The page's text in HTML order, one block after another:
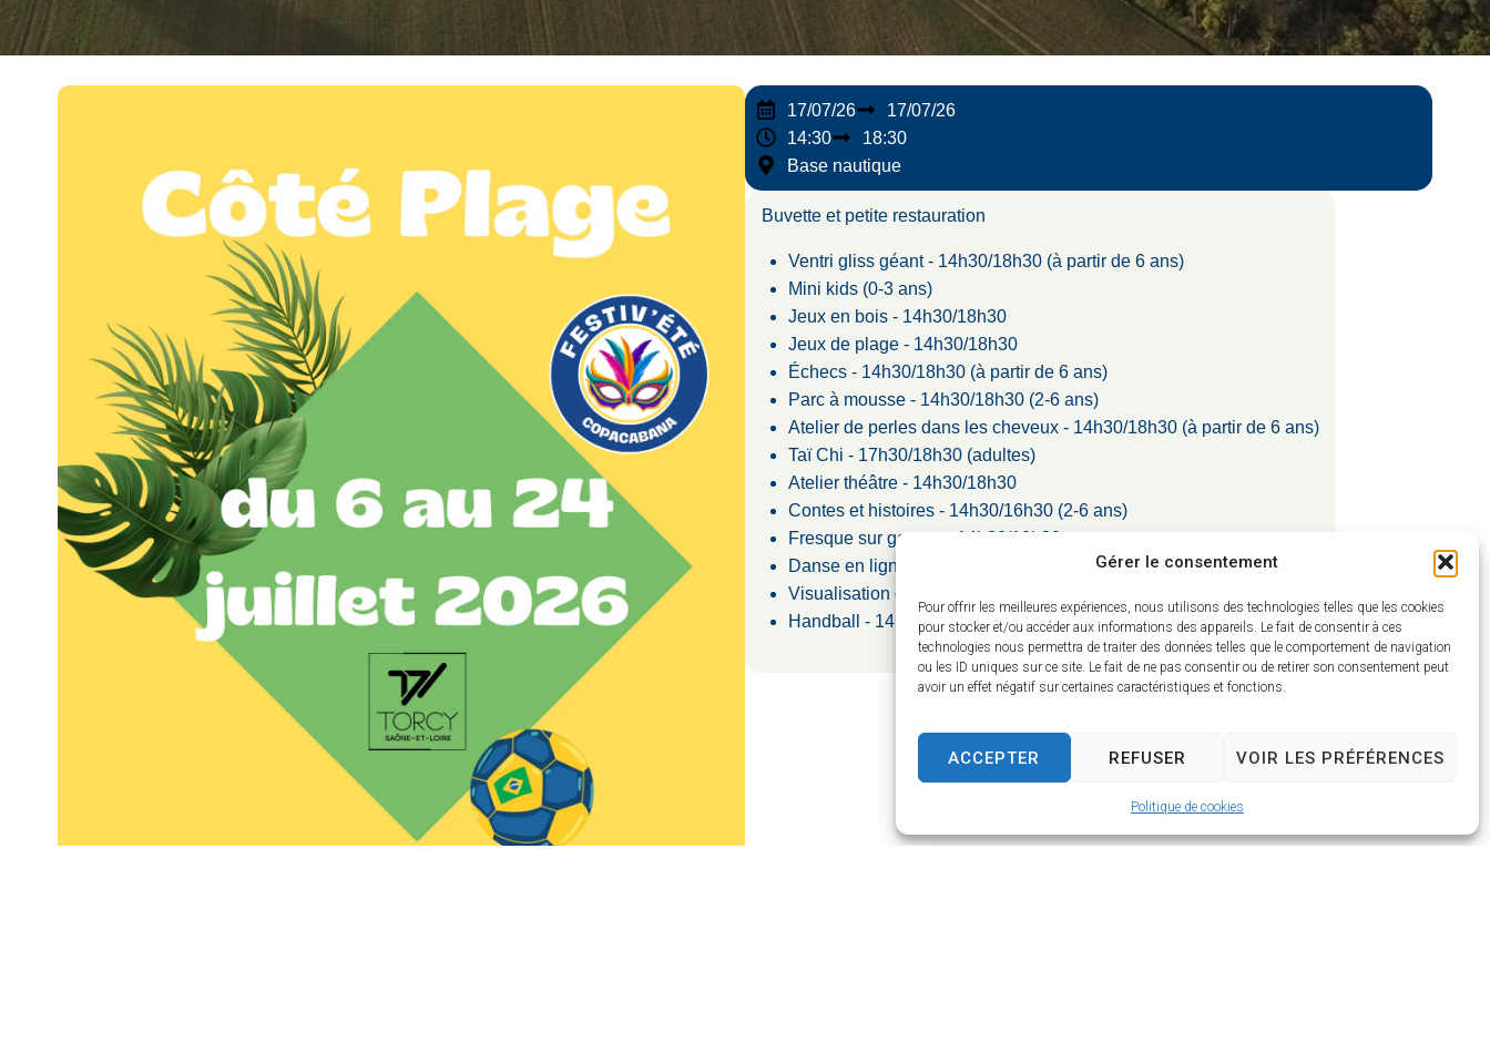
Gérer le consentement
Pour offrir les meilleures expériences, nous utilisons des technologies telles que les cookies
pour stocker et/ou accéder aux informations des appareils. Le fait de consentir à ces
technologies nous permettra de traiter des données telles que le comportement de navigation
ou les ID uniques sur ce site. Le fait de ne pas consentir ou de retirer son consentement peut
avoir un effet négatif sur certaines caractéristiques et fonctions.
ACCEPTER REFUSER VOIR LES PRÉFÉRENCES
Politique de cookies
17/07/26
17/07/26
14:30
18:30
Base nautique
Buvette et petite restauration
Ventri gliss géant - 14h30/18h30 (à partir de 6 ans)
Mini kids (0-3 ans)
Jeux en bois - 14h30/18h30
Jeux de plage - 14h30/18h30
Échecs - 14h30/18h30 (à partir de 6 ans)
Parc à mousse - 14h30/18h30 (2-6 ans)
Atelier de perles dans les cheveux - 14h30/18h30 (à partir de 6 ans)
Taï Chi - 17h30/18h30 (adultes)
Atelier théâtre - 14h30/18h30
Contes et histoires - 14h30/16h30 (2-6 ans)
Fresque sur garage - 14h20/18h30
Danse en ligne - 16h30/18h30
Visualisation d'un parcours de drone - 14h30/16h30
Handball - 14h30/18h30 (à partir de 3 ans)